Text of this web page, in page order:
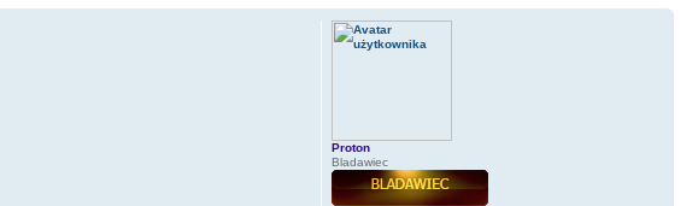
Proton
Bladawiec